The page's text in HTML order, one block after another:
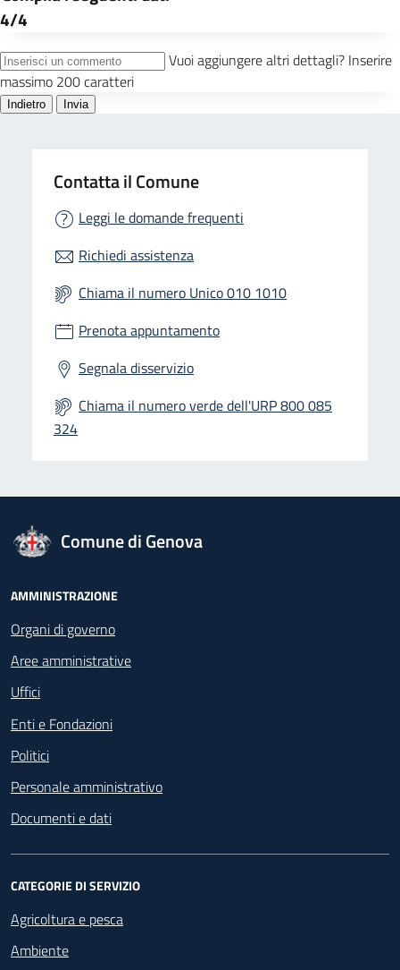
Contatta il Comune
Leggi le domande frequenti
Richiedi assistenza
Chiama il numero Unico 010 1010
Prenota appuntamento
Segnala disservizio
Chiama il numero verde dell'URP 800 085
324
logo Unione Europea
Comune di Genova
Footer - Navigazione
AMMINISTRAZIONE
Organi di governo
Aree amministrative
Uffici
Enti e Fondazioni
Politici
Personale amministrativo
Documenti e dati
CATEGORIE DI SERVIZIO
Agricoltura e pesca
Ambiente